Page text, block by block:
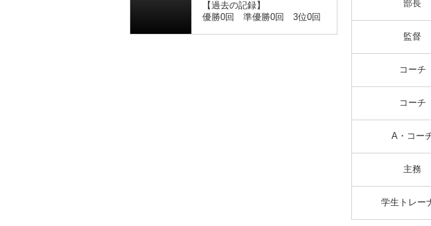
【過去の記録】
優勝0回 準優勝0回 3位0回
部長
監督
コーチ
コーチ
A・コー
主務
学生トレー